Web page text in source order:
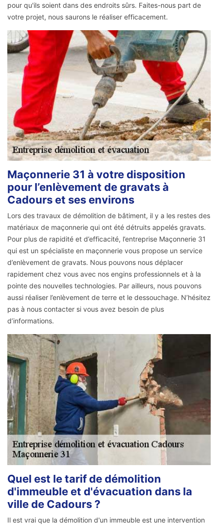
pour qu'ils soient dans des endroits sûrs. Faites-nous part de
votre projet, nous saurons le réaliser efficacement.
Maçonnerie 31 à votre disposition
pour l’enlèvement de gravats à
Cadours et ses environs
Lors des travaux de démolition de bâtiment, il y a les restes des
matériaux de maçonnerie qui ont été détruits appelés gravats.
Pour plus de rapidité et d’efficacité, l’entreprise Maçonnerie 31
qui est un spécialiste en maçonnerie vous propose un service
d’enlèvement de gravats. Nous pouvons nous déplacer
rapidement chez vous avec nos engins professionnels et à la
pointe des nouvelles technologies. Par ailleurs, nous pouvons
aussi réaliser l’enlèvement de terre et le dessouchage. N’hésitez
pas à nous contacter si vous avez besoin de plus
d’informations.
Quel est le tarif de démolition
d'immeuble et d'évacuation dans la
ville de Cadours ?
Il est vrai que la démolition d'un immeuble est une intervention